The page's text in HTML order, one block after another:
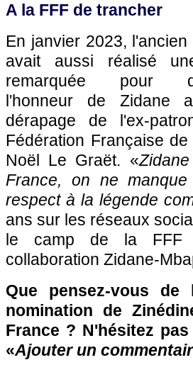
A la FFF de trancher
En janvier 2023, l'ancien
avait aussi réalisé
remarquée pour
l'honneur de Zidane
dérapage de l'ex-
Fédération Française de
Noël Le Graët. «
France, on ne
respect à la légende
ans sur les réseaux
le camp de la FFF
collaboration Zidane-
Que pensez-vous
nomination de
France ? N'hésitez
«Ajouter un